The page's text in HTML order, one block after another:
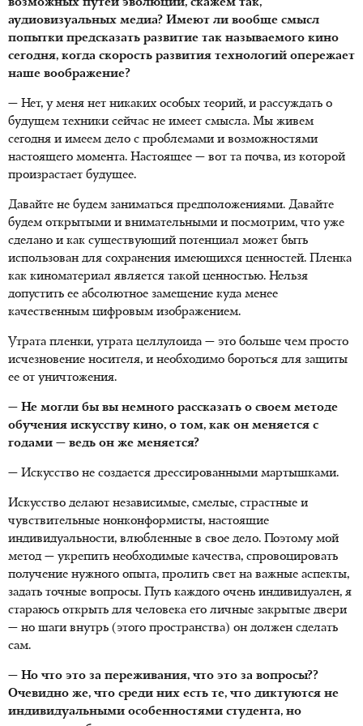
возможных путей эволюции, скажем так,
аудиовизуальных медиа? Имеют ли вообще смысл
попытки предсказать развитие так называемого кино
сегодня, когда скорость развития технологий опережает
наше воображение?
— Нет, у меня нет никаких особых теорий, и рассуждать о
будущем техники сейчас не имеет смысла. Мы живем
сегодня и имеем дело с проблемами и возможностями
настоящего момента. Настоящее — вот та почва, из которой
произрастает будущее.
Давайте не будем заниматься предположениями. Давайте
будем открытыми и внимательными и посмотрим, что уже
сделано и как существующий потенциал может быть
использован для сохранения имеющихся ценностей. Пленка
как киноматериал является такой ценностью. Нельзя
допустить ее абсолютное замещение куда менее
качественным цифровым изображением.
Утрата пленки, утрата целлулоида — это больше чем просто
исчезновение носителя, и необходимо бороться для защиты
ее от уничтожения.
— Не могли бы вы немного рассказать о своем методе
обучения искусству кино, о том, как он меняется с
годами — ведь он же меняется?
— Искусство не создается дрессированными мартышками.
Искусство делают независимые, смелые, страстные и
чувствительные нонконформисты, настоящие
индивидуальности, влюбленные в свое дело. Поэтому мой
метод — укрепить необходимые качества, спровоцировать
получение нужного опыта, пролить свет на важные аспекты,
задать точные вопросы. Путь каждого очень индивидуален, я
стараюсь открыть для человека его личные закрытые двери
— но шаги внутрь (этого пространства) он должен сделать
сам.
— Но что это за переживания, что это за вопросы??
Очевидно же, что среди них есть те, что диктуются не
индивидуальными особенностями студента, но